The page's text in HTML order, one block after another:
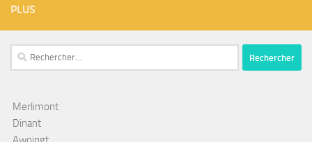
PLUS
Rechercher :
Merlimont
Dinant